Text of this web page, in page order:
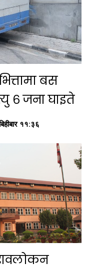
बस
६ जना घाइते
११:३६